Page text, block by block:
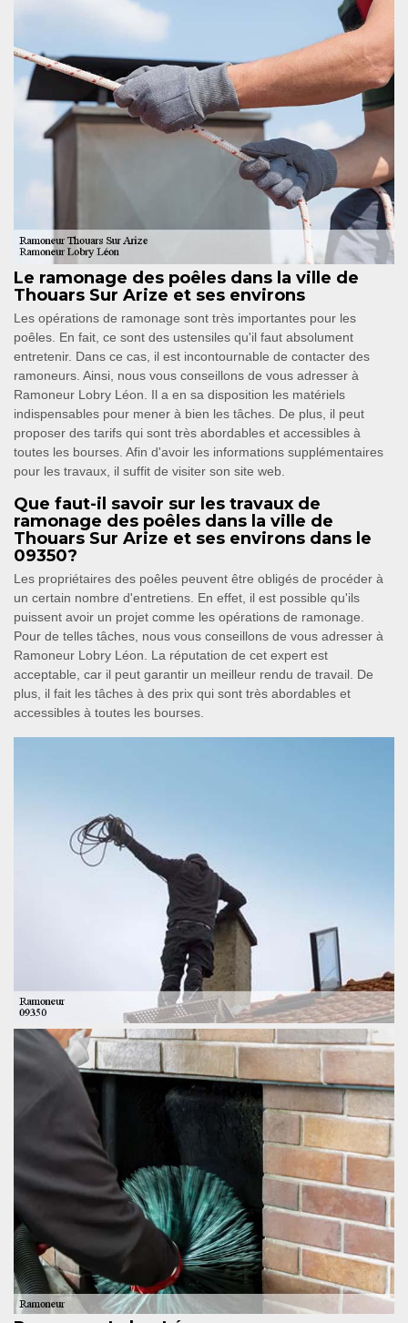
Le ramonage des poêles dans la ville de
Thouars Sur Arize et ses environs
Les opérations de ramonage sont très importantes pour les
poêles. En fait, ce sont des ustensiles qu'il faut absolument
entretenir. Dans ce cas, il est incontournable de contacter des
ramoneurs. Ainsi, nous vous conseillons de vous adresser à
Ramoneur Lobry Léon. Il a en sa disposition les matériels
indispensables pour mener à bien les tâches. De plus, il peut
proposer des tarifs qui sont très abordables et accessibles à
toutes les bourses. Afin d'avoir les informations supplémentaires
pour les travaux, il suffit de visiter son site web.
Que faut-il savoir sur les travaux de
ramonage des poêles dans la ville de
Thouars Sur Arize et ses environs dans le
09350?
Les propriétaires des poêles peuvent être obligés de procéder à
un certain nombre d'entretiens. En effet, il est possible qu'ils
puissent avoir un projet comme les opérations de ramonage.
Pour de telles tâches, nous vous conseillons de vous adresser à
Ramoneur Lobry Léon. La réputation de cet expert est
acceptable, car il peut garantir un meilleur rendu de travail. De
plus, il fait les tâches à des prix qui sont très abordables et
accessibles à toutes les bourses.